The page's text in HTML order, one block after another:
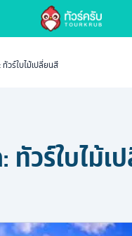
ทัวร์ใบไม้เปลี่ยนสี
ทัวร์ใบไม้เ